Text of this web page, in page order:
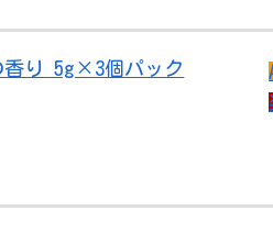
香り 5g×3個パック